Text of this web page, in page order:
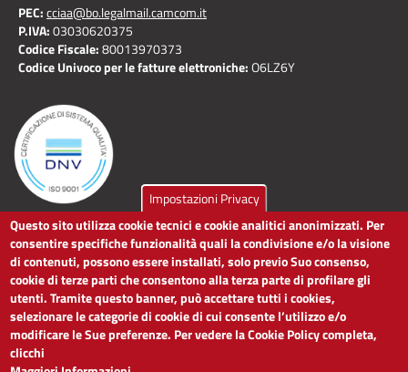
PEC:cciaa@bo.legalmail.camcom.it
P.IVA:03030620375
Codice Fiscale:80013970373
Codice Univoco per le fatture elettroniche:O6LZ6Y
LINK UTILI
Dichiarazione di accessibilità
Obiettivi di accessibilità
Segnalaci problemi di accessibilità
Note legali
Privacy
Impostazioni Privacy
Questo sito utilizza cookie tecnici e cookie analitici anonimizzati. Per
consentire specifiche funzionalità quali la condivisione e/o la visione
di contenuti, possono essere installati, solo previo Suo consenso,
cookie di terze parti che consentono alla terza parte di profilare gli
utenti. Tramite questo banner, può accettare tutti i cookies,
selezionare le categorie di cookie di cui consente l’utilizzo e/o
modificare le Sue preferenze. Per vedere la Cookie Policy completa,
clicchi